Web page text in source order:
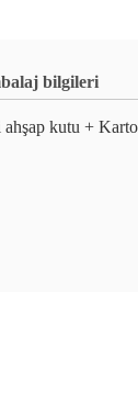
bilgileri
ahşap kutu +